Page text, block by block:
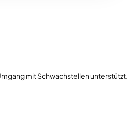
mit Schwachstellen unterstützt.